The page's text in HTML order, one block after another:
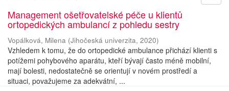
Management ošetřovatelské péče u klientů
ortopedických ambulancí z pohledu sestry
Vopálková, Milena (Jihočeská univerzita, 2020)
Vzhledem k tomu, že do ortopedické ambulance přichází klienti s
potížemi pohybového aparátu, kteří bývají často méně mobilní,
mají bolesti, nedostatečně se orientují v novém prostředí a
situaci, považujeme za adekvátní, ...